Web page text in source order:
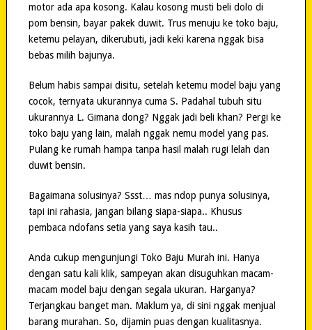
motor ada apa kosong. Kalau kosong musti beli dolo di
pom bensin, bayar pakek duwit. Trus menuju ke toko baju,
ketemu pelayan, dikerubuti, jadi keki karena nggak bisa
bebas milih bajunya.
Belum habis sampai disitu, setelah ketemu model baju yang
cocok, ternyata ukurannya cuma S. Padahal tubuh situ
ukurannya L. Gimana dong? Nggak jadi beli khan? Pergi ke
toko baju yang lain, malah nggak nemu model yang pas.
Pulang ke rumah hampa tanpa hasil malah rugi lelah dan
duwit bensin.
Bagaimana solusinya? Ssst… mas ndop punya solusinya,
tapi ini rahasia, jangan bilang siapa-siapa.. Khusus
pembaca ndofans setia yang saya kasih tau..
Anda cukup mengunjungi Toko Baju Murah ini. Hanya
dengan satu kali klik, sampeyan akan disuguhkan macam-
macam model baju dengan segala ukuran. Harganya?
Terjangkau banget man. Maklum ya, di sini nggak menjual
barang murahan. So, dijamin puas dengan kualitasnya.